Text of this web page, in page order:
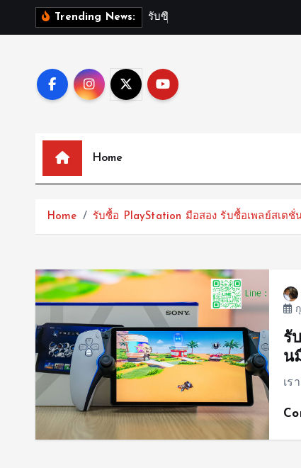
Trending News: รบซ
Home
Home รับซื้อ PlayStation มือสอง รับซื้อเพลย์สเตชั่
รั
น
เร